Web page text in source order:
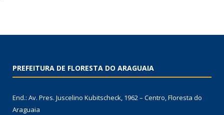
PREFEITURA DE FLORESTA DO ARAGUAIA
End.: Av. Pres. Juscelino Kubitscheck, 1962 – Centro, Floresta do
Araguaia